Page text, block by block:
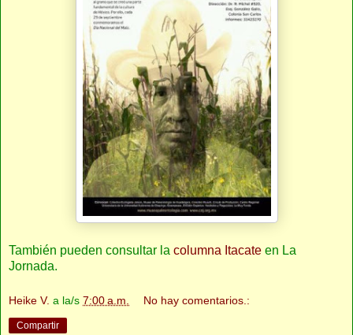
También pueden consultar la columna Itacate en La
Jornada.
Heike V. a la/s 7:00 a.m. No hay comentarios.:
Compartir